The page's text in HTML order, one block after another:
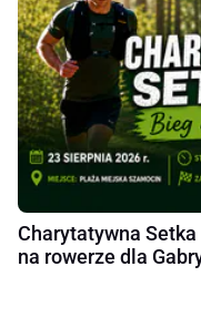
Charytatywna
na rowerze dla